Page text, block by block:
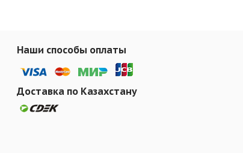
Наши способы оплаты
Доставка по Казахстану